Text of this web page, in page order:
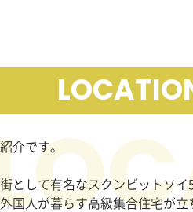
介です。
として有名なスクンビットソイ
国人が暮らす高級集合住宅が